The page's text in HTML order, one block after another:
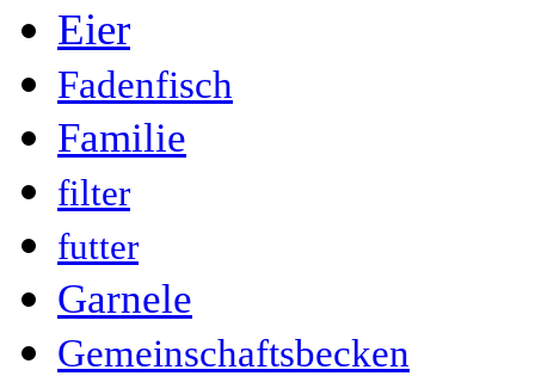
Eier
Fadenfisch
Familie
filter
futter
Garnele
Gemeinschaftsbecken